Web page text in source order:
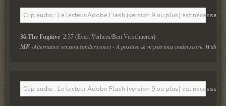
Clip audio : Le lecteur Adobe Flash (version 9 ou plus) est
36.The Fugitive 2:37 (Evert Verhees/Bert Verschueren)
MF -Alternative version (underscore) - A positive & mysterious underscore.
Clip audio : Le lecteur Adobe Flash (version 9 ou plus) est